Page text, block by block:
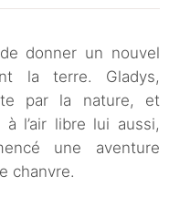
donner un nouvel
la terre. Gladys,
par la nature, et
l’air libre lui aussi,
une aventure
chanvre.